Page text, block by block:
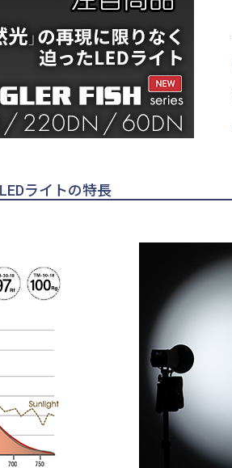
ライトの特長